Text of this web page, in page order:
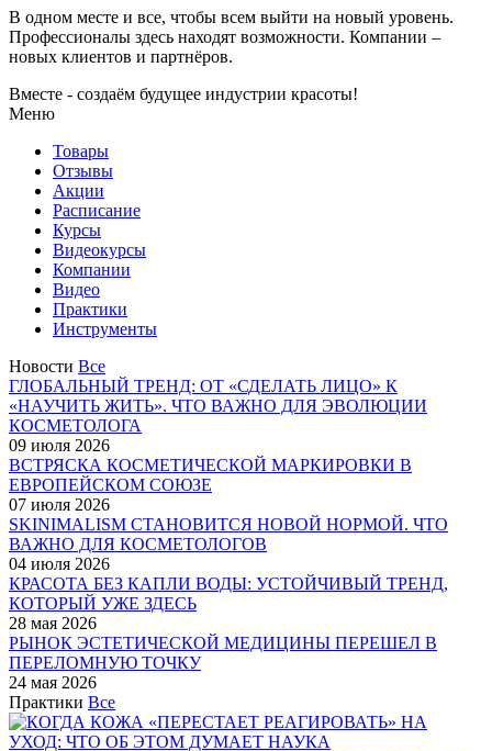
В одном месте и все, чтобы всем выйти на новый уровень.
Профессионалы здесь находят возможности. Компании –
новых клиентов и партнёров.
Вместе - создаём будущее индустрии красоты!
Меню
Товары
Отзывы
Акции
Расписание
Курсы
Видеокурсы
Компании
Видео
Практики
Инструменты
Новости Все
ГЛОБАЛЬНЫЙ ТРЕНД: ОТ «СДЕЛАТЬ ЛИЦО» К
«НАУЧИТЬ ЖИТЬ». ЧТО ВАЖНО ДЛЯ ЭВОЛЮЦИИ
КОСМЕТОЛОГА
09 июля 2026
ВСТРЯСКА КОСМЕТИЧЕСКОЙ МАРКИРОВКИ В
ЕВРОПЕЙСКОМ СОЮЗЕ
07 июля 2026
SKINIMALISM СТАНОВИТСЯ НОВОЙ НОРМОЙ. ЧТО
ВАЖНО ДЛЯ КОСМЕТОЛОГОВ
04 июля 2026
КРАСОТА БЕЗ КАПЛИ ВОДЫ: УСТОЙЧИВЫЙ ТРЕНД,
КОТОРЫЙ УЖЕ ЗДЕСЬ
28 мая 2026
РЫНОК ЭСТЕТИЧЕСКОЙ МЕДИЦИНЫ ПЕРЕШЕЛ В
ПЕРЕЛОМНУЮ ТОЧКУ
24 мая 2026
Практики Все